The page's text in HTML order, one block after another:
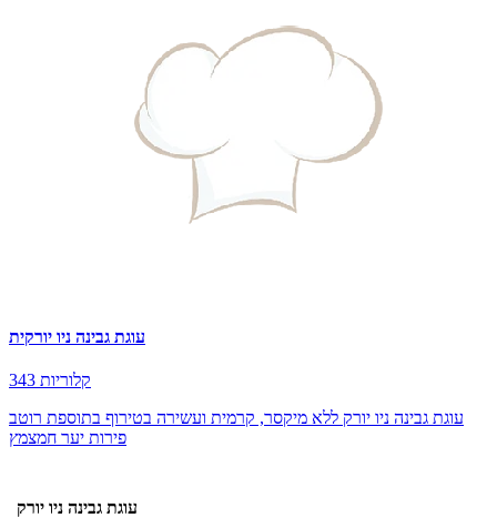
עוגת גבינה ניו יורקית
343 קלוריות
עוגת גבינה ניו יורק ללא מיקסר, קרמית ועשירה בטירוף בתוספת רוטב
פירות יער חמצמץ
עוגת גבינה ניו יורק